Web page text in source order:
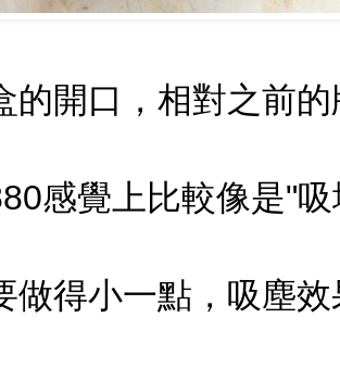
的開口，相對之前
感覺上比較像是"
做得小一點，吸塵